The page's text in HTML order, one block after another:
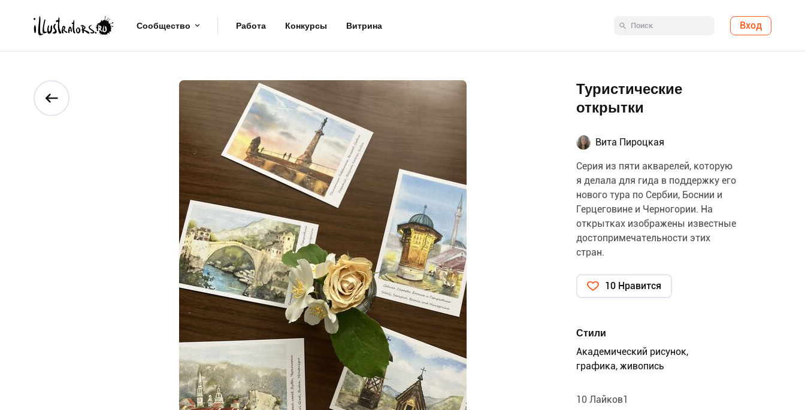
Сообщество Работа Конкурсы Витрина Вход
Туристические
открытки
Вита Пироцкая
Серия из пяти акварелей, которую
я делала для гида в поддержку его
нового тура по Сербии, Боснии и
Герцеговине и Черногории. На
открытках изображены известные
достопримечательности этих
стран.
10 Нравится
Стили
Академический рисунок,
графика, живопись
10 Лайков1